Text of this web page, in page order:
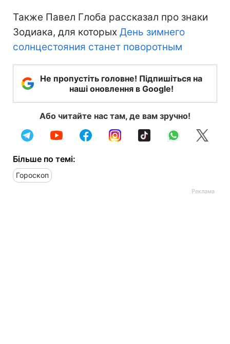
Также Павел Глоба рассказал про знаки
Зодиака, для которых День зимнего
солнцестояния станет поворотным
Не пропустіть головне! Підпишіться на
наші оновлення в Google!
Або читайте нас там, де вам зручно!
Більше по темі:
Гороскоп